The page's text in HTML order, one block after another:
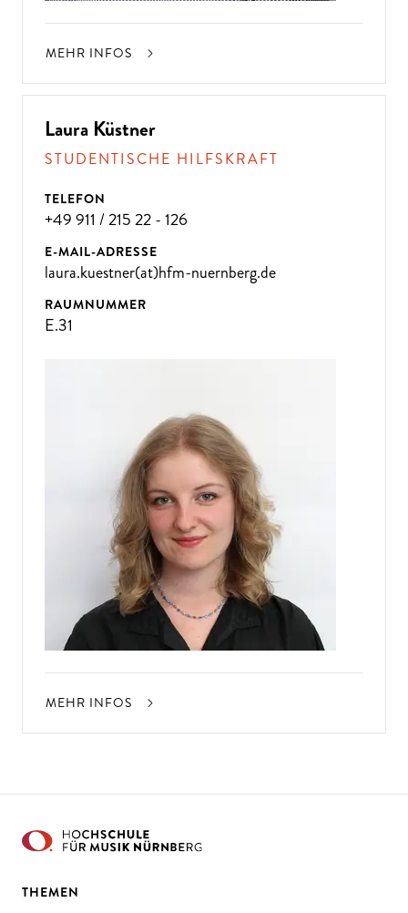
MEHR INFOS
Laura Küstner
STUDENTISCHE HILFSKRAFT
TELEFON
+49 911 / 215 22 - 126
E-MAIL-ADRESSE
laura.kuestner(at)hfm-nuernberg.de
RAUMNUMMER
E.31
MEHR INFOS
THEMEN